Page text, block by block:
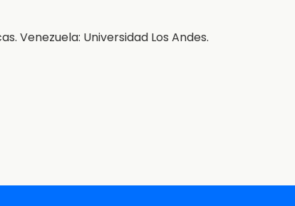
Venezuela: Universidad Los Andes.